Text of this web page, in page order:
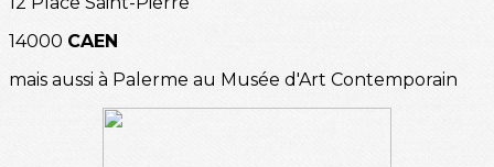
14000 CAEN
mais aussi à Palerme au Musée d'Art Contemporain